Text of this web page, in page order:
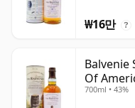
₩16만 ?
Balvenie
Of
700ml • 43%